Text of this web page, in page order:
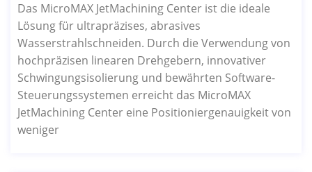
Das MicroMAX JetMachining Center ist die ideale
Lösung für ultrapräzises, abrasives
Wasserstrahlschneiden. Durch die Verwendung von
hochpräzisen linearen Drehgebern, innovativer
Schwingungsisolierung und bewährten Software-
Steuerungssystemen erreicht das MicroMAX
JetMachining Center eine Positioniergenauigkeit von
weniger